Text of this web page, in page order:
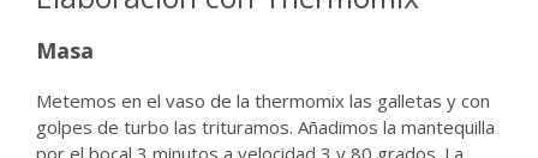
Masa
Metemos en el vaso de la thermomix las galletas y con
golpes de turbo las trituramos. Añadimos la mantequilla
por el bocal 3 minutos a velocidad 3 y 80 grados. La